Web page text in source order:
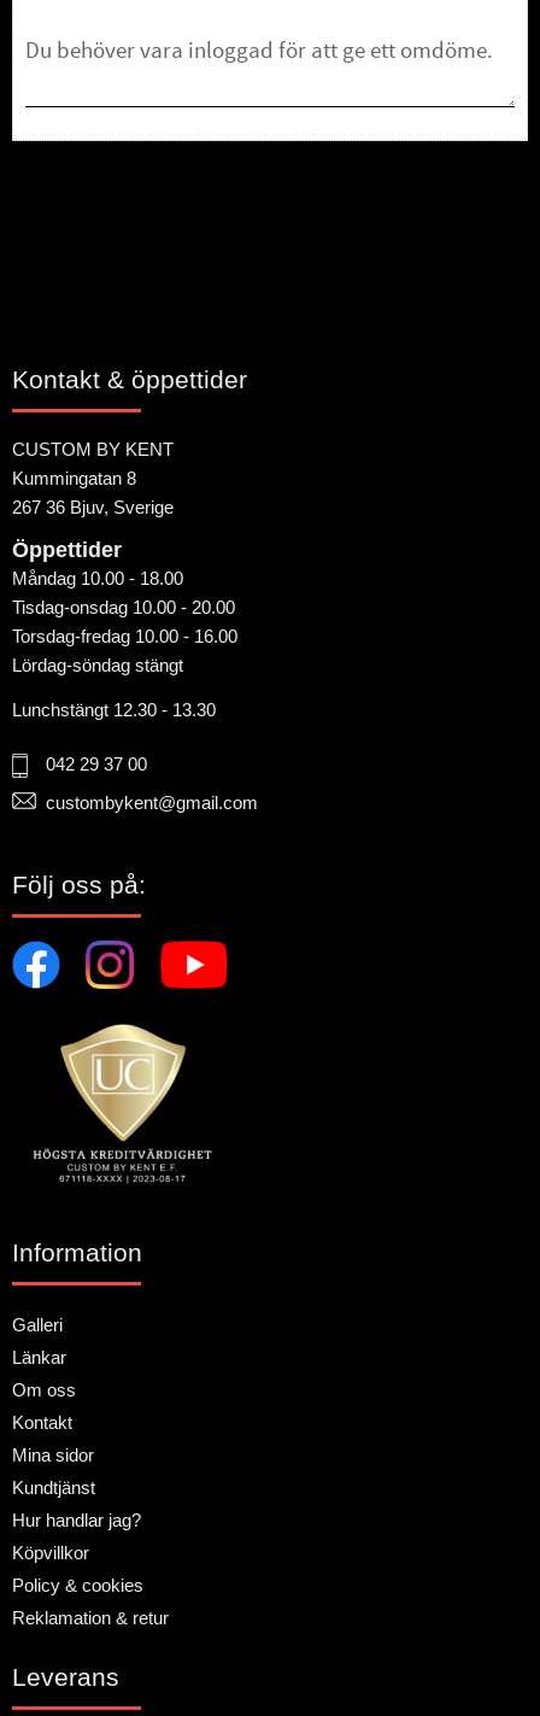
Kontakt & öppettider
CUSTOM BY KENT
Kummingatan 8
267 36 Bjuv, Sverige
Öppettider
Måndag 10.00 - 18.00
Tisdag-onsdag 10.00 - 20.00
Torsdag-fredag 10.00 - 16.00
Lördag-söndag stängt
Lunchstängt 12.30 - 13.30
042 29 37 00
custombykent@gmail.com
Följ oss på:
Information
Galleri
Länkar
Om oss
Kontakt
Mina sidor
Kundtjänst
Hur handlar jag?
Köpvillkor
Policy & cookies
Reklamation & retur
Leverans